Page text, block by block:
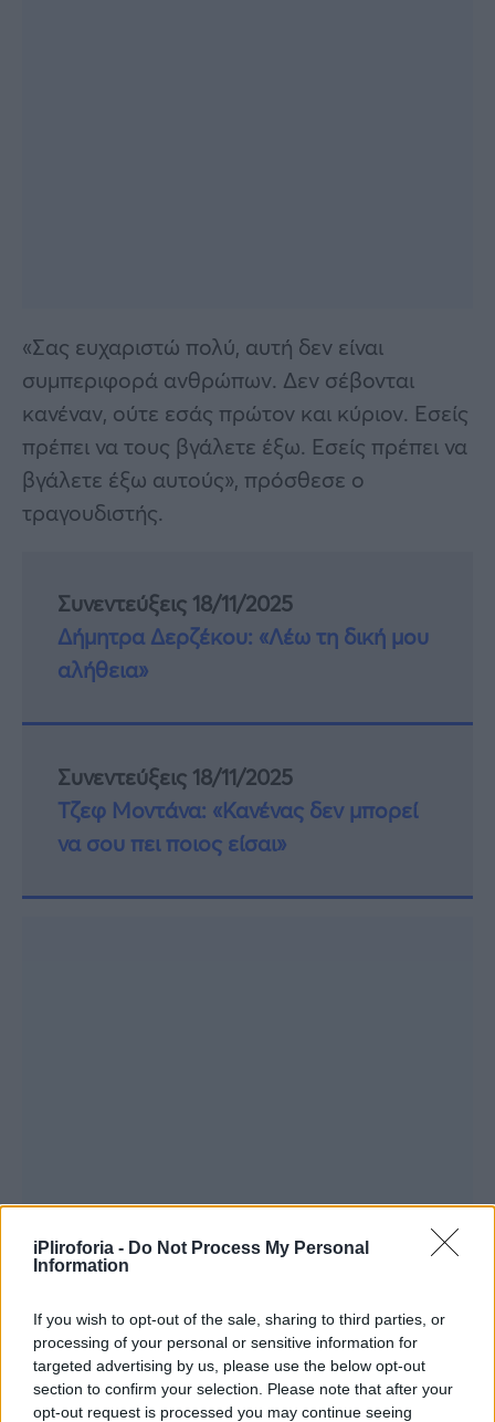
iPliroforia - Do Not Process My Personal
Information
If you wish to opt-out of the sale, sharing to third parties, or
processing of your personal or sensitive information for
targeted advertising by us, please use the below opt-out
section to confirm your selection. Please note that after your
opt-out request is processed you may continue seeing
«Σας ευχαριστώ πολύ, αυτή δεν είναι
συμπεριφορά ανθρώπων. Δεν σέβονται
κανέναν, ούτε εσάς πρώτον και κύριον. Εσείς
πρέπει να τους βγάλετε έξω. Εσείς πρέπει να
βγάλετε έξω αυτούς», πρόσθεσε ο
τραγουδιστής.
Συνεντεύξεις 18/11/2025
Δήμητρα Δερζέκου: «Λέω τη δική μου
αλήθεια»
Συνεντεύξεις 18/11/2025
Τζεφ Μοντάνα: «Κανένας δεν μπορεί
να σου πει ποιος είσαι»